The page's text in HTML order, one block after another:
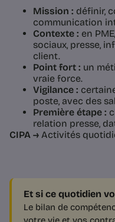
Mission : définir,
communication
Contexte : en
sociaux, presse,
client.
Point fort : un
vraie force.
Vigilance :
poste, avec des
Première étape :
relation presse,
CIPA → Activités
Et si ce quotidien
Le bilan de